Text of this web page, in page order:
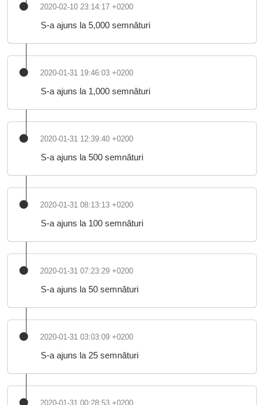
2020-02-10 23:14:17 +0200
S-a ajuns la 5,000 semnături
2020-01-31 19:46:03 +0200
S-a ajuns la 1,000 semnături
2020-01-31 12:39:40 +0200
S-a ajuns la 500 semnături
2020-01-31 08:13:13 +0200
S-a ajuns la 100 semnături
2020-01-31 07:23:29 +0200
S-a ajuns la 50 semnături
2020-01-31 03:03:09 +0200
S-a ajuns la 25 semnături
2020-01-31 00:28:53 +0200